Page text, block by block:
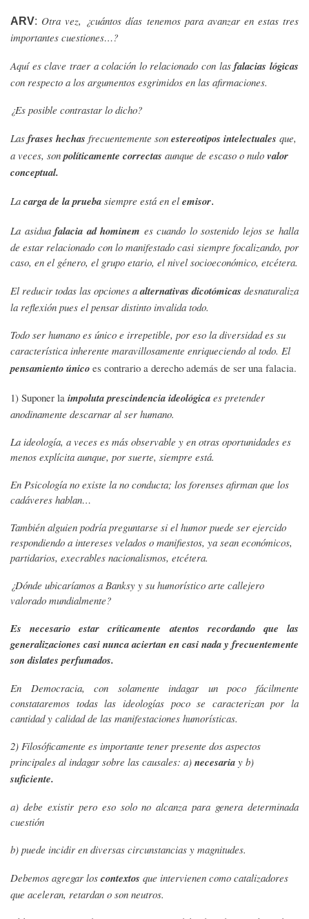
ARV: Otra vez, ¿cuántos días tenemos para avanzar en estas tres
importantes cuestiones…?
Aquí es clave traer a colación lo relacionado con las falacias lógicas
con respecto a los argumentos esgrimidos en las afirmaciones.
¿Es posible contrastar lo dicho?
Las frases hechas frecuentemente son estereotipos intelectuales que,
a veces, son políticamente correctas aunque de escaso o nulo valor
conceptual.
La carga de la prueba siempre está en el emisor.
La asidua falacia ad hominem es cuando lo sostenido lejos se halla
de estar relacionado con lo manifestado casi siempre focalizando, por
caso, en el género, el grupo etario, el nivel socioeconómico, etcétera.
El reducir todas las opciones a alternativas dicotómicas desnaturaliza
la reflexión pues el pensar distinto invalida todo.
Todo ser humano es único e irrepetible, por eso la diversidad es su
característica inherente maravillosamente enriqueciendo al todo. El
pensamiento único es contrario a derecho además de ser una falacia.
1) Suponer la impoluta prescindencia ideológica es pretender
anodinamente descarnar al ser humano.
La ideología, a veces es más observable y en otras oportunidades es
menos explícita aunque, por suerte, siempre está.
En Psicología no existe la no conducta; los forenses afirman que los
cadáveres hablan…
También alguien podría preguntarse si el humor puede ser ejercido
respondiendo a intereses velados o manifiestos, ya sean económicos,
partidarios, execrables nacionalismos, etcétera.
¿Dónde ubicaríamos a Banksy y su humorístico arte callejero
valorado mundialmente?
Es necesario estar críticamente atentos recordando que las
generalizaciones casi nunca aciertan en casi nada y frecuentemente
son dislates perfumados.
En Democracia, con solamente indagar un poco fácilmente
constataremos todas las ideologías poco se caracterizan por la
cantidad y calidad de las manifestaciones humorísticas.
2) Filosóficamente es importante tener presente dos aspectos
principales al indagar sobre las causales: a) necesaria y b)
suficiente.
a) debe existir pero eso solo no alcanza para genera determinada
cuestión
b) puede incidir en diversas circunstancias y magnitudes.
Debemos agregar los contextos que intervienen como catalizadores
que aceleran, retardan o son neutros.